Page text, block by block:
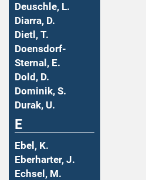
Deuschle, L.
Diarra, D.
Dietl, T.
Doensdorf-
Sternal, E.
Dold, D.
Dominik, S.
Durak, U.
E
Ebel, K.
Eberharter, J.
Echsel, M.